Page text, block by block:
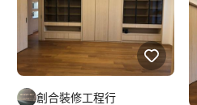
創合裝修工程行